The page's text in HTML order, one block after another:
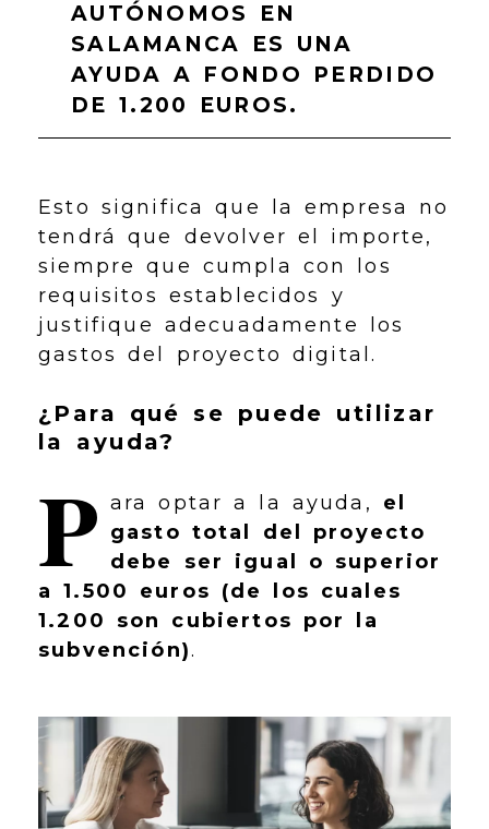
AUTÓNOMOS EN
SALAMANCA
ES UNA
AYUDA A FONDO PERDIDO
DE 1.200 EUROS.
Esto significa que la empresa no
tendrá que devolver el importe,
siempre que cumpla con los
requisitos establecidos y
justifique adecuadamente los
gastos del proyecto digital.
¿Para qué se puede utilizar
la ayuda?
P ara optar a la ayuda, el
gasto total del proyecto
debe ser igual o superior
a 1.500 euros (de los cuales
1.200 son cubiertos por la
subvención).